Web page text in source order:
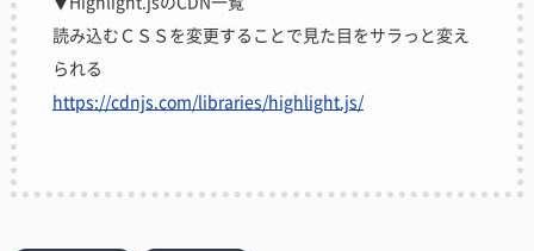
読み込むＣＳＳを変更することで見た目をサラっと変え
られる
https://cdnjs.com/libraries/highlight.js/